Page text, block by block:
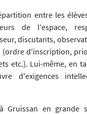
entre les
de l'espace,
discutants,
d'inscription,
etc.). Lui-même, en
d'exigences
Gruissan en grande